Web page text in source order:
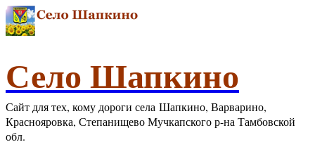
Село Шапкино
Сайт для тех, кому дороги села Шапкино, Варварино,
Краснояровка, Степанищево Мучкапского р-на Тамбовской
обл.